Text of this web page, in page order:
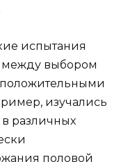
испытания
между выбором
изучались
различных
половой